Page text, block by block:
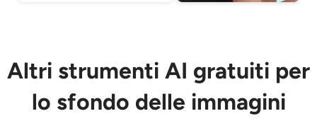
Altri strumenti AI gratuiti per
lo sfondo delle immagini